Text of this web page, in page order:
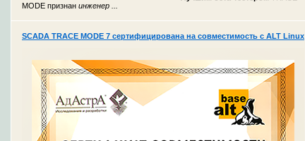
MODE признан инженер ...
SCADA TRACE MODE 7 сертифицирована на совместимость с ALT Linux